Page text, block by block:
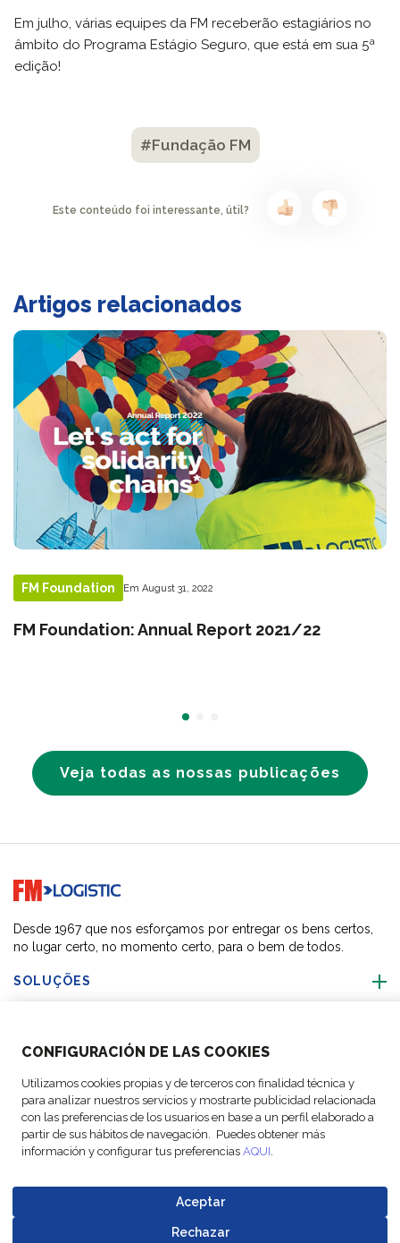
CONFIGURACIÓN DE LAS COOKIES
Utilizamos cookies propias y de terceros con finalidad técnica y
para analizar nuestros servicios y mostrarte publicidad relacionada
con las preferencias de los usuarios en base a un perfil elaborado a
partir de sus hábitos de navegación. Puedes obtener más
información y configurar tus preferencias AQUI.
Aceptar
Rechazar
Em julho, várias equipes da FM receberão estagiários no
âmbito do Programa Estágio Seguro, que está em sua 5ª
edição!
#Fundação FM
Este conteúdo foi interessante, útil?
Artigos relacionados
FM Foundation Em August 31, 2022
FM Foundation: Annual Report 2021/22
Veja todas as nossas publicações
Go to home page
Desde 1967 que nos esforçamos por entregar os bens certos,
no lugar certo, no momento certo, para o bem de todos.
SOLUÇÕES
ACTIVIDADES
SIGA-NOS